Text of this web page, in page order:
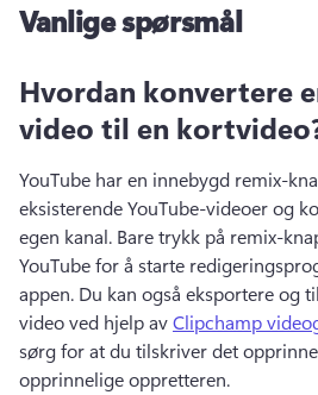
Vanlige spørsmål
Hvordan konvertere
video til en
YouTube har en innebygd remix-
eksisterende YouTube-videoer og
egen kanal. Bare trykk på remix-
YouTube for å starte
appen. Du kan også eksportere og
video ved hjelp av Clipchamp
sørg for at du tilskriver det
opprinnelige oppretteren.